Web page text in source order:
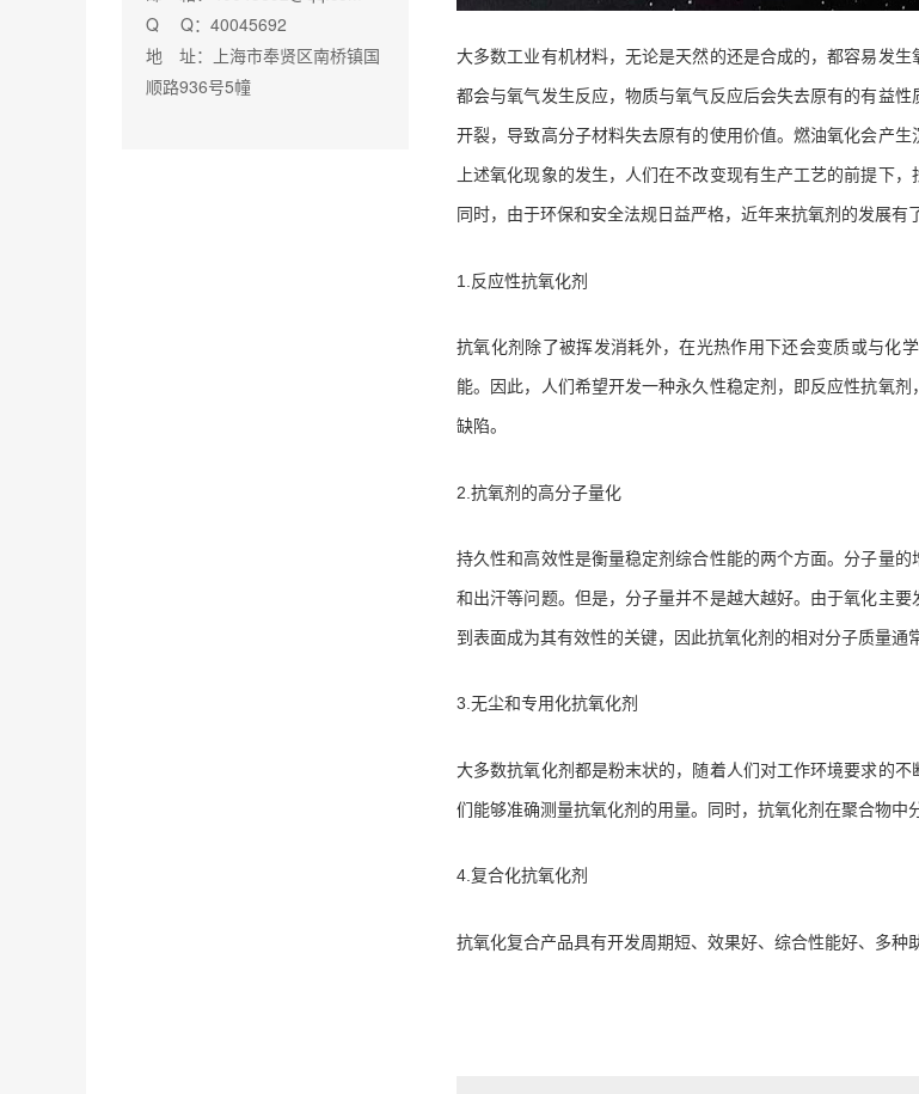
Q Q：40045692
地 址：上海市奉贤区南桥镇国
顺路936号5幢
大多数工业有机材料，无论是天然的还是合成的，都容易发
都会与氧气发生反应，物质与氧气反应后会失去原有的有益
开裂，导致高分子材料失去原有的使用价值。燃油氧化会产
上述氧化现象的发生，人们在不改变现有生产工艺的前提下
同时，由于环保和安全法规日益严格，近年来抗氧剂的发展有
1.反应性抗氧化剂
抗氧化剂除了被挥发消耗外，在光热作用下还会变质或与化
能。因此，人们希望开发一种永久性稳定剂，即反应性抗氧
缺陷。
2.抗氧剂的高分子量化
持久性和高效性是衡量稳定剂综合性能的两个方面。分子量
和出汗等问题。但是，分子量并不是越大越好。由于氧化主
到表面成为其有效性的关键，因此抗氧化剂的相对分子质量通
3.无尘和专用化抗氧化剂
大多数抗氧化剂都是粉末状的，随着人们对工作环境要求的
们能够准确测量抗氧化剂的用量。同时，抗氧化剂在聚合物中
4.复合化抗氧化剂
抗氧化复合产品具有开发周期短、效果好、综合性能好、多种